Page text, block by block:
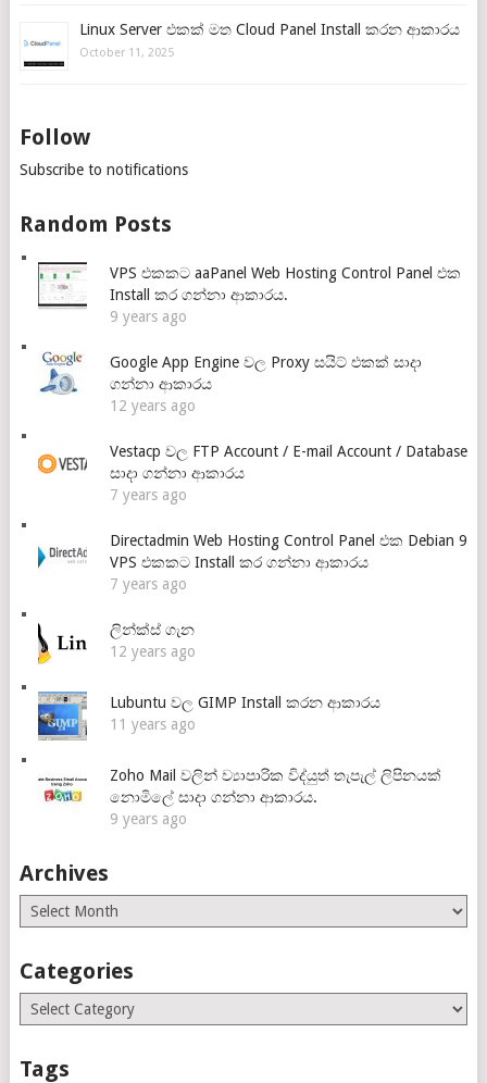
Linux Server එකක් මත Cloud Panel Install කරන ආකාරය
October 11, 2025
Follow
Subscribe to notifications
Random Posts
VPS එකකට aaPanel Web Hosting Control Panel එක
Install කර ගන්නා ආකාරය.
9 years ago
Google App Engine වල Proxy සයිට් එකක් සාදා
ගන්නා ආකාරය
12 years ago
Vestacp වල FTP Account / E-mail Account / Database
සාදා ගන්නා ආකාරය
7 years ago
Directadmin Web Hosting Control Panel එක Debian 9
VPS එකකට Install කර ගන්නා ආකාරය
7 years ago
ලින්ක්ස් ගැන
12 years ago
Lubuntu වල GIMP Install කරන ආකාරය
11 years ago
Zoho Mail වලින් ව්‍යාපාරික විද්යුත් තැපැල් ලිපිනයක්
නොමිලේ සාදා ගන්නා ආකාරය.
9 years ago
Archives
Archives
Categories
Categories
Tags